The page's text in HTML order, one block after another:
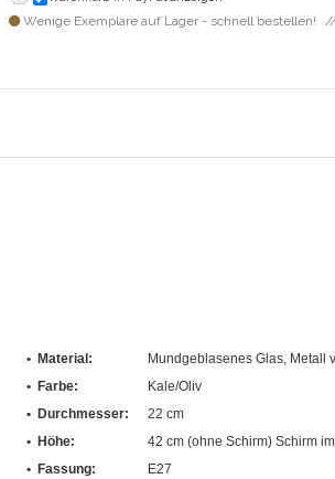
Wenige Exemplare auf Lager - schnell bestellen!
• Material:
Mundgeblasenes Glas, Metall
• Farbe:
Kale/Oliv
• Durchmesser:
22 cm
• Höhe:
42 cm (ohne Schirm) Schirm
• Fassung:
E27